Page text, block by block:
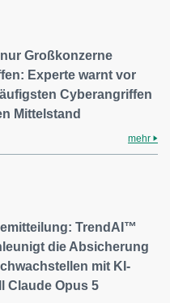
Großkonzerne
Experte warnt vor
Cyberangriffen
Mittelstand
mehr
TrendAI™
die Absicherung
mit KI-
Claude Opus 5